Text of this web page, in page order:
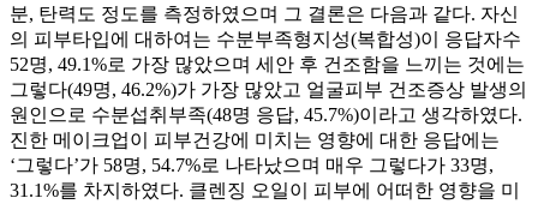
분, 탄력도 정도를 측정하였으며 그 결론은 다음과 같다. 자신
의 피부타입에 대하여는 수분부족형지성(복합성)이 응답자수
52명, 49.1%로 가장 많았으며 세안 후 건조함을 느끼는 것에는
그렇다(49명, 46.2%)가 가장 많았고 얼굴피부 건조증상 발생의
원인으로 수분섭취부족(48명 응답, 45.7%)이라고 생각하였다.
진한 메이크업이 피부건강에 미치는 영향에 대한 응답에는
‘그렇다’가 58명, 54.7%로 나타났으며 매우 그렇다가 33명,
31.1%를 차지하였다. 클렌징 오일이 피부에 어떠한 영향을 미